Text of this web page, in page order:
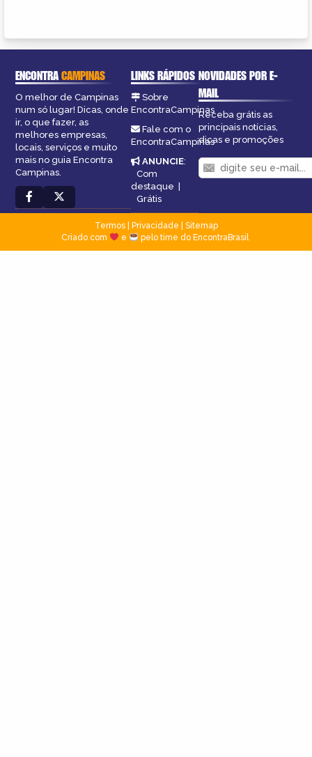
ENCONTRACAMPINAS
O melhor de Campinas
num só lugar! Dicas, onde
ir, o que fazer, as
melhores empresas,
locais, serviços e muito
mais no guia Encontra
Campinas.
LINKS RÁPIDOS
Sobre
EncontraCampinas
Fale com o
EncontraCampinas
ANUNCIE:
Com
destaque
Grátis
NOVIDADES POR E-
MAIL
Receba grátis as
principais notícias,
dicas e promoções
Termos| Privacidade
Sitemap
Criado com
e pelo time do EncontraBrasil